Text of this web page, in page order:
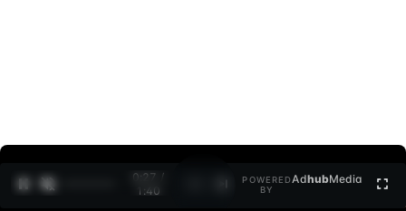
0:27 /
1:40
POWERED
BY
AdhubMedia